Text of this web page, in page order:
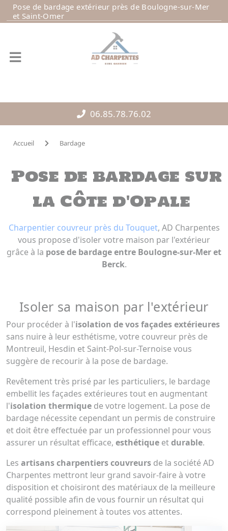
Pose de bardage extérieur près de Boulogne-sur-Mer
et Saint-Omer
06.85.78.76.02
Accueil Bardage
Pose de bardage sur
la Côte d'Opale
Charpentier couvreur près du Touquet, AD Charpentes
vous propose d'isoler votre maison par l'extérieur
grâce à la pose de bardage entre Boulogne-sur-Mer et
Berck.
Isoler sa maison par l'extérieur
Pour procéder à l'isolation de vos façades extérieures
sans nuire à leur esthétisme, votre couvreur près de
Montreuil, Hesdin et Saint-Pol-sur-Ternoise vous
suggère de recourir à la pose de bardage.
Revêtement très prisé par les particuliers, le bardage
embellit les façades extérieures tout en augmentant
l'isolation thermique de votre logement. La pose de
bardage nécessite cependant un permis de construire
et doit être effectuée par un professionnel pour vous
assurer un résultat efficace, esthétique etdurable.
Les artisans charpentiers couvreurs de la société AD
Charpentes mettront leur grand savoir-faire à votre
disposition et choisiront des matériaux de la meilleure
qualité possible afin de vous fournir un résultat qui
correspond pleinement à toutes vos attentes.
Panneau de gestion des cookies